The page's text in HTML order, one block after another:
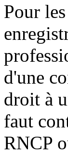
Pour
d'une
droit à
faut
RNCP